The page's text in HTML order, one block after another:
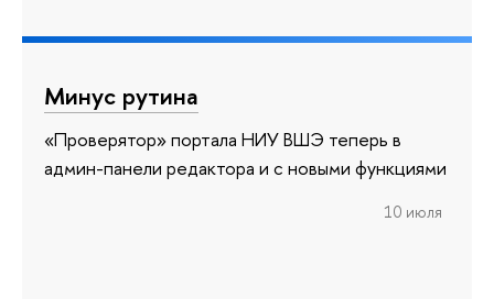
Минус рутина
«Проверятор» портала НИУ ВШЭ теперь в
админ-панели редактора и с новыми функциями
10 июля